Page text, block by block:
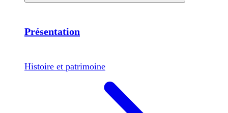
Présentation
Histoire et patrimoine